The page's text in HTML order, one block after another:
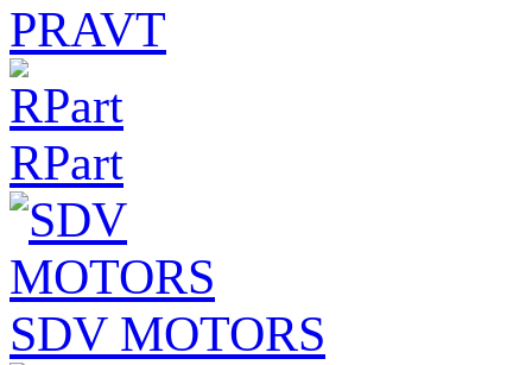
PRAVT
RPart
SDV MOTORS